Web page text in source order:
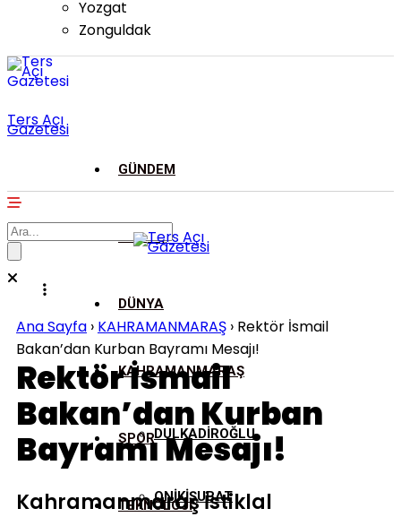
Yozgat
Zonguldak
Ters Açı
Gazetesi
GÜNDEM
ASAYİŞ
DÜNYA
KAHRAMANMARAŞ
DULKADİROĞLU
ONİKİŞUBAT
SPOR
TEKNOLOJİ
Ana Sayfa › KAHRAMANMARAŞ › Rektör İsmail
Bakan’dan Kurban Bayramı Mesajı!
Rektör İsmail
Bakan’dan Kurban
Bayramı Mesajı!
Kahramanmaraş İstiklal